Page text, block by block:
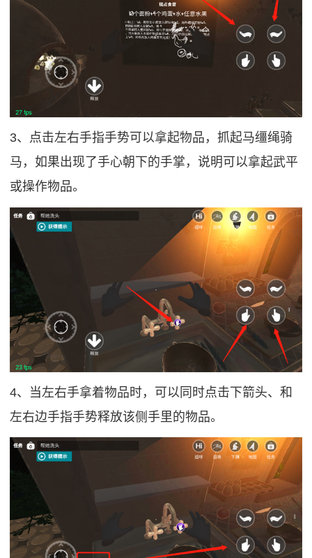
3、点击左右手指手势可以拿起物品，抓起马缰绳骑
马，如果出现了手心朝下的手掌，说明可以拿起武平
或操作物品。
4、当左右手拿着物品时，可以同时点击下箭头、和
左右边手指手势释放该侧手里的物品。